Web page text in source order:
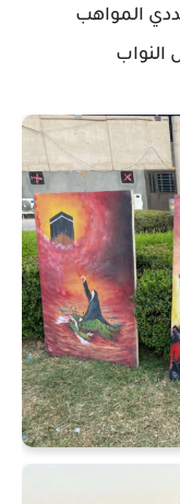
المواهب
النواب